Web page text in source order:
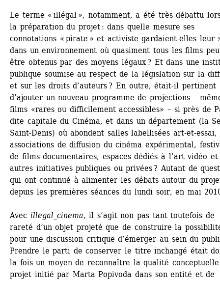
Le terme « illégal », notamment, a été très débattu
la préparation du projet : dans quelle mesure ses
connotations « pirate » et activiste gardaient-elles leur
dans un environnement où quasiment tous les films
être obtenus par des moyens légaux ? Et dans une
publique soumise au respect de la législation sur la
et sur les droits d’auteurs ? En outre, était-il pertinent
d’ajouter un nouveau programme de projections –
films «rares ou difficilement accessibles» – si près de
dite capitale du Cinéma, et dans un département (la
Saint-Denis) où abondent salles labellisées art-et-essai,
associations de diffusion du cinéma expérimental,
de films documentaires, espaces dédiés à l’art vidéo et
autres initiatives publiques ou privées ? Autant de
qui ont continué à alimenter les débats autour du
depuis les premières séances du lundi soir, en mai
Avec illegal_cinema, il s’agit non pas tant toutefois de
rareté d’un objet projeté que de construire la
pour une discussion critique d’émerger au sein du
Prendre le parti de conserver le titre inchangé était
la fois un moyen de reconnaître la qualité
projet initié par Marta Popivoda dans son entité et de